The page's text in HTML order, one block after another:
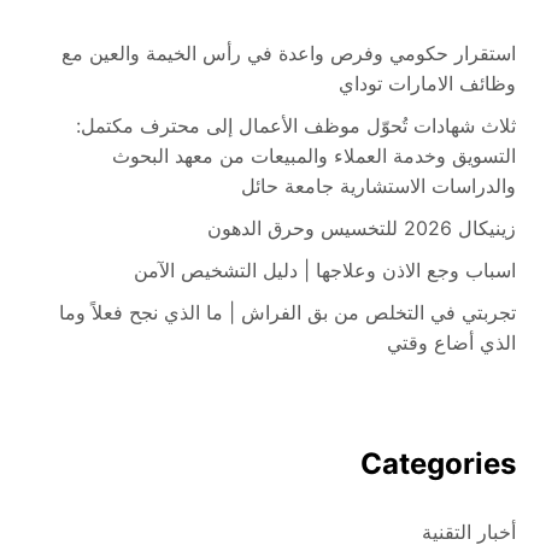
استقرار حكومي وفرص واعدة في رأس الخيمة والعين مع
وظائف الامارات توداي
ثلاث شهادات تُحوّل موظف الأعمال إلى محترف مكتمل:
التسويق وخدمة العملاء والمبيعات من معهد البحوث
والدراسات الاستشارية جامعة حائل
زينيكال 2026 للتخسيس وحرق الدهون
اسباب وجع الاذن وعلاجها | دليل التشخيص الآمن
تجربتي في التخلص من بق الفراش | ما الذي نجح فعلاً وما
الذي أضاع وقتي
Categories
أخبار التقنية